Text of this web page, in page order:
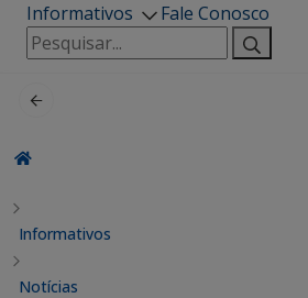
Informativos
Fale Conosco
Pesquisar
por:
Informativos
Notícias